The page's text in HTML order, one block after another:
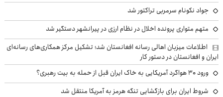
جواد نکونام سرمربی تراکتور شد
متهم متواری پرونده اخلال در نظام ارزی در پیرانشهر دستگیر شد
اطلاعات میزبان اهالی رسانه افغانستان شد؛ تشکیل مرکز همکاری‌های رسانه‌ای
ایران و افغانستان در دستور کار
ورود ۳۰ هواگرد آمریکایی به خاک ایران قبل از حمله به بیت رهبری؟
شروط ایران برای بازگشایی تنگه هرمز به آمریکا منتقل شد